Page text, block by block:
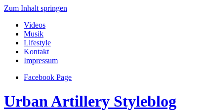
Zum Inhalt springen
Videos
Musik
Lifestyle
Kontakt
Impressum
Facebook Page
Urban Artillery Styleblog